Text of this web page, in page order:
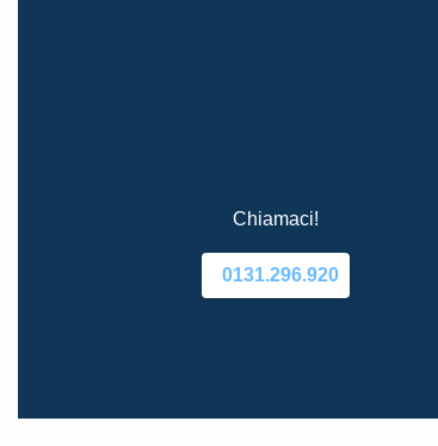
Chiamaci!
0131.296.920